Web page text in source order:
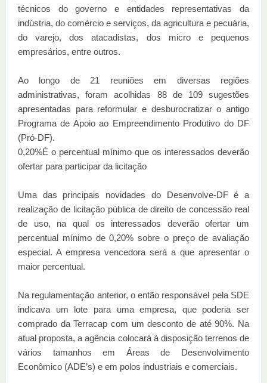
técnicos do governo e entidades representativas da
indústria, do comércio e serviços, da agricultura e pecuária,
do varejo, dos atacadistas, dos micro e pequenos
empresários, entre outros.
Ao longo de 21 reuniões em diversas regiões
administrativas, foram acolhidas 88 de 109 sugestões
apresentadas para reformular e desburocratizar o antigo
Programa de Apoio ao Empreendimento Produtivo do DF
(Pró-DF).
0,20%É o percentual mínimo que os interessados deverão
ofertar para participar da licitação
Uma das principais novidades do Desenvolve-DF é a
realização de licitação pública de direito de concessão real
de uso, na qual os interessados deverão ofertar um
percentual mínimo de 0,20% sobre o preço de avaliação
especial. A empresa vencedora será a que apresentar o
maior percentual.
Na regulamentação anterior, o então responsável pela SDE
indicava um lote para uma empresa, que poderia ser
comprado da Terracap com um desconto de até 90%. Na
atual proposta, a agência colocará à disposição terrenos de
vários tamanhos em Áreas de Desenvolvimento
Econômico (ADE’s) e em polos industriais e comerciais.